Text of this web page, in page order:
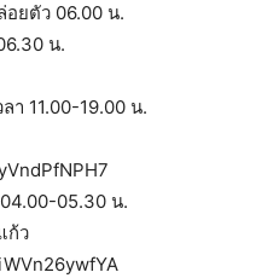
อยตัว 06.00 น.
น.
า 11.00-19.00 น.
05.30 น.
ก้ว